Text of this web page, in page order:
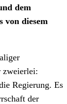
dem
von diesem
zweierlei:
Regierung. Es
der